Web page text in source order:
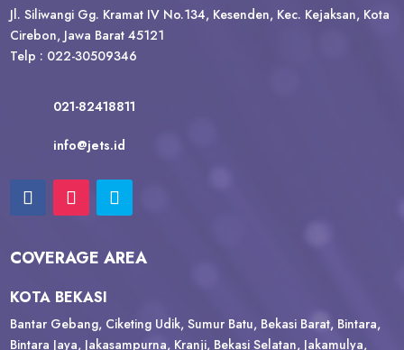
Jl. Siliwangi Gg. Kramat IV No.134, Kesenden, Kec. Kejaksan, Kota
Cirebon, Jawa Barat 45121
Telp : 022-30509346
021-82418811
info@jets.id
COVERAGE AREA
KOTA BEKASI
Bantar Gebang, Ciketing Udik, Sumur Batu, Bekasi Barat, Bintara,
Bintara Jaya, Jakasampurna, Kranji, Bekasi Selatan, Jakamulya,